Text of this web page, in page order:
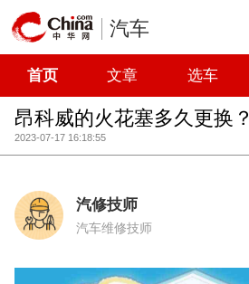
汽车
首页 文章 选车
昂科威的火花塞多久更换？
2023-07-17 16:18:55
汽修技师
汽车维修技师